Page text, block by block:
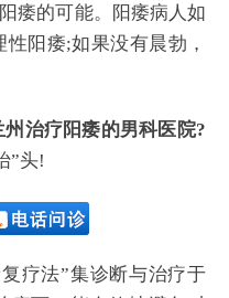
的可能。阳痿病人如
阳痿;如果没有晨勃，
州治疗阳痿的男科医院?
”头!
疗法”集诊断与治疗于